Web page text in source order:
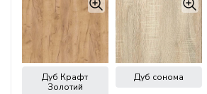
Дуб Крафт
Золотий
Дуб сонома